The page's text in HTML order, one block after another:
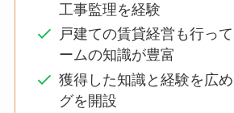
工事監理を経験
戸建ての賃貸経営も行っ
ームの知識が豊富
獲得した知識と経験を広
グを開設